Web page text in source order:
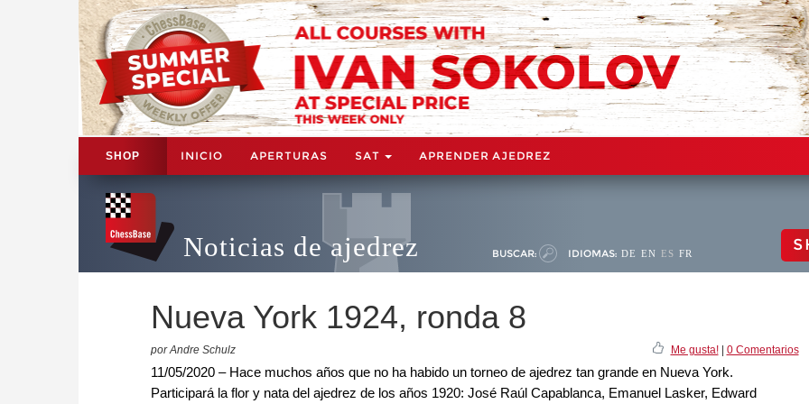
SHOP INICIO APERTURAS SAT APRENDER AJEDREZ
Noticias de ajedrez BUSCAR: IDIOMAS: DE EN ES FR
Nueva York 1924, ronda 8
por Andre Schulz Me gusta!| 0 Comentarios
11/05/2020 – Hace muchos años que no ha habido un torneo de ajedrez tan grande en Nueva York.
Participará la flor y nata del ajedrez de los años 1920: José Raúl Capablanca, Emanuel Lasker, Edward